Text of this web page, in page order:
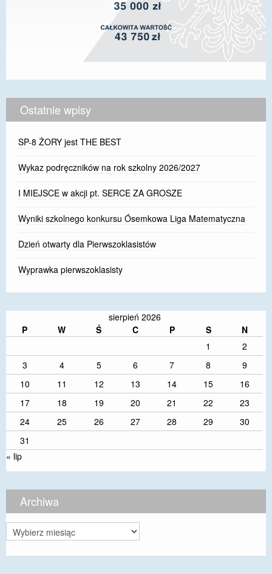
Ostatnie wpisy
SP-8 ŻORY jest THE BEST
Wykaz podręczników na rok szkolny 2026/2027
I MIEJSCE w akcji pt. SERCE ZA GROSZE
Wyniki szkolnego konkursu Ósemkowa Liga Matematyczna
Dzień otwarty dla Pierwszoklasistów
Wyprawka pierwszoklasisty
sierpień 2026
P
W Ś C P S
N
1
2
3
4 5 6 7 8
9
10
11 12 13 14 15
16
17
18 19 20 21 22
23
24
25 26 27 28 29
30
31
« lip
Archiwa
Archiwa